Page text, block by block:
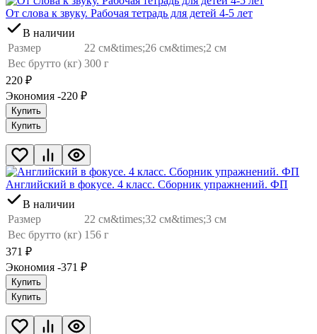
От слова к звуку. Рабочая тетрадь для детей 4-5 лет
В наличии
Размер
22 см&times;26 см&times;2 см
Вес брутто (кг) 300 г
220 ₽
Экономия -220 ₽
Купить
Купить
Английский в фокусе. 4 класс. Сборник упражнений. ФП
В наличии
Размер
22 см&times;32 см&times;3 см
Вес брутто (кг) 156 г
371 ₽
Экономия -371 ₽
Купить
Купить